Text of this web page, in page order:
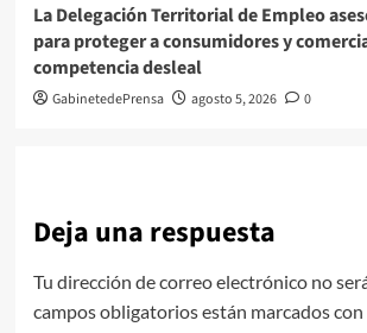
La Delegación Territorial de Empleo
para proteger a consumidores y
competencia desleal
GabinetedePrensa agosto 5, 2026 0
Deja una respuesta
Tu dirección de correo electrónico no
campos obligatorios están marcados con